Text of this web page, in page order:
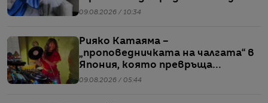
09.08.2026 / 10:34
Рияко Катаяма –
„проповедничката на чалгата“ в
Япония, която превръща
българския попфолк в клубна
09.08.2026 / 05:44